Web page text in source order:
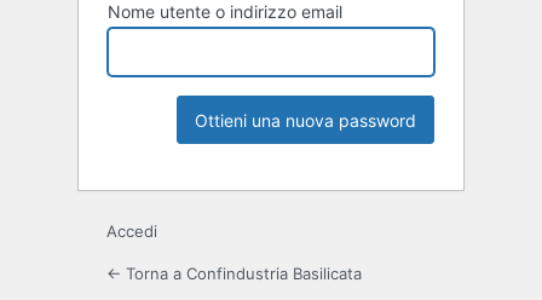
Nome utente o indirizzo email
Accedi
← Torna a Confindustria Basilicata